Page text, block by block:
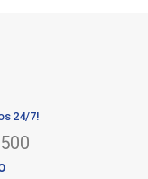
24/7!